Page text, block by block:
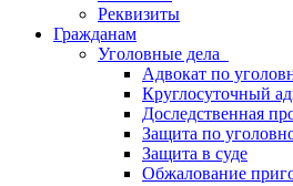
Реквизиты
Гражданам
Уголовные дела
Адвокат по
Круглосуточный
Доследственная
Защита по
Защита в суде
Обжалование